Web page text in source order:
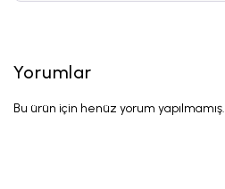
Yorumlar
Bu ürün için henüz yorum yapılmamış.